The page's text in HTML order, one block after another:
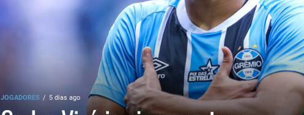
JOGADORES 5 dias ago